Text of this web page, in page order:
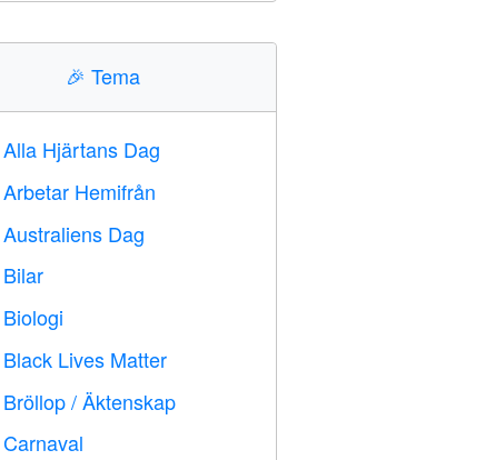
🎉Tema
Alla Hjärtans Dag
Arbetar Hemifrån
Australiens Dag
Bilar
Biologi
Black Lives Matter
Bröllop / Äktenskap
Carnaval